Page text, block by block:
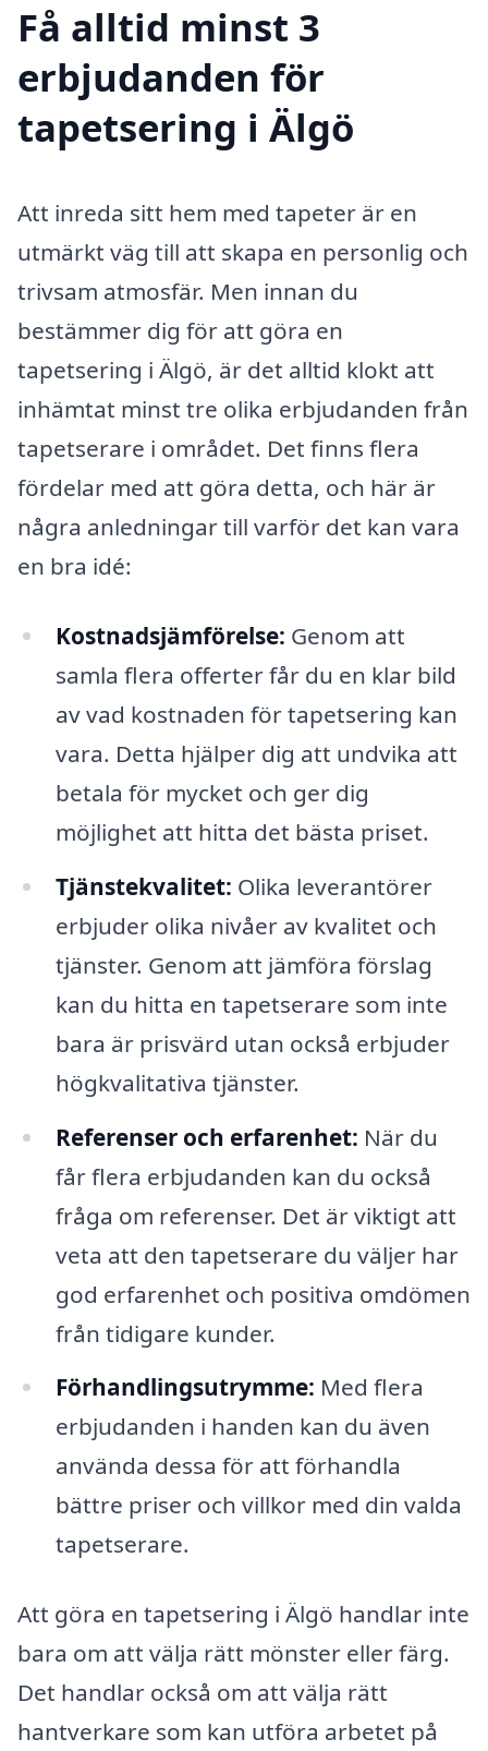
Få alltid minst 3
erbjudanden för
tapetsering i Älgö
Att inreda sitt hem med tapeter är en
utmärkt väg till att skapa en personlig och
trivsam atmosfär. Men innan du
bestämmer dig för att göra en
tapetsering i Älgö, är det alltid klokt att
inhämtat minst tre olika erbjudanden från
tapetserare i området. Det finns flera
fördelar med att göra detta, och här är
några anledningar till varför det kan vara
en bra idé:
Kostnadsjämförelse: Genom att
samla flera offerter får du en klar bild
av vad kostnaden för tapetsering kan
vara. Detta hjälper dig att undvika att
betala för mycket och ger dig
möjlighet att hitta det bästa priset.
Tjänstekvalitet: Olika leverantörer
erbjuder olika nivåer av kvalitet och
tjänster. Genom att jämföra förslag
kan du hitta en tapetserare som inte
bara är prisvärd utan också erbjuder
högkvalitativa tjänster.
Referenser och erfarenhet: När du
får flera erbjudanden kan du också
fråga om referenser. Det är viktigt att
veta att den tapetserare du väljer har
god erfarenhet och positiva omdömen
från tidigare kunder.
Förhandlingsutrymme: Med flera
erbjudanden i handen kan du även
använda dessa för att förhandla
bättre priser och villkor med din valda
tapetserare.
Att göra en tapetsering i Älgö handlar inte
bara om att välja rätt mönster eller färg.
Det handlar också om att välja rätt
hantverkare som kan utföra arbetet på